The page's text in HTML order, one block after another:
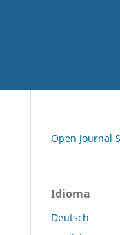
Open Journal
Idioma
Deutsch